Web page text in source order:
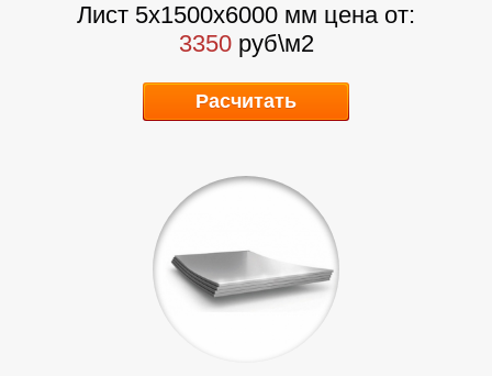
К
Лист 5х1500х6000 мм цена от:
3350руб\м2
Расчитать
К